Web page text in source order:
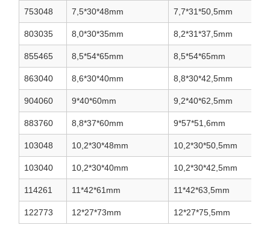
753048 7,5*30*48mm 7,7*31*50,5mm
803035 8,0*30*35mm 8,2*31*37,5mm
855465 8,5*54*65mm 8,5*54*65mm
863040 8,6*30*40mm 8,8*30*42,5mm
904060 9*40*60mm 9,2*40*62,5mm
883760 8,8*37*60mm 9*57*51,6mm
103048 10,2*30*48mm 10,2*30*50,5mm
103040 10,2*30*40mm 10,2*30*42,5mm
114261 11*42*61mm 11*42*63,5mm
122773 12*27*73mm 12*27*75,5mm